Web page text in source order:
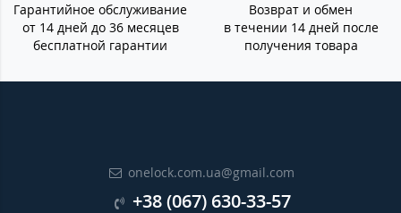
Гарантийное обслуживание
от 14 дней до 36 месяцев
бесплатной гарантии
Возврат и обмен
в течении 14 дней после
получения товара
onelock.com.ua@gmail.com
+38 (067) 630-33-57